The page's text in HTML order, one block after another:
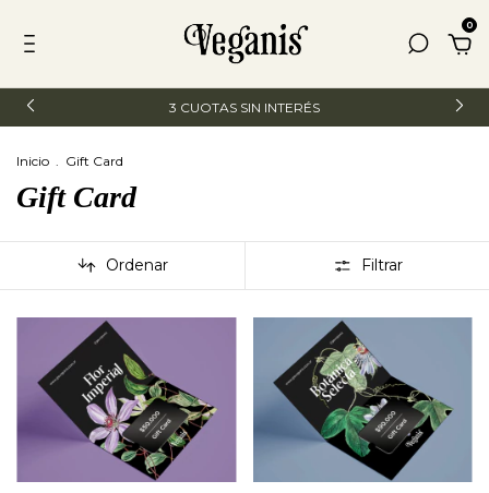
0
3 CUOTAS SIN INTERÉS
Inicio . Gift Card
Gift Card
Ordenar Filtrar